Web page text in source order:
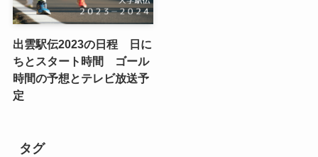
出雲駅伝2023の日程 日に
ちとスタート時間 ゴール
時間の予想とテレビ放送予
定
タグ